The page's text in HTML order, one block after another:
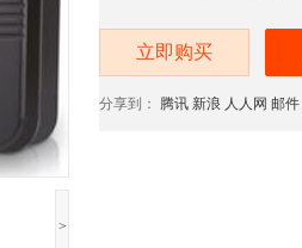
>
立即购买
分享到： 腾讯 新浪 人人网 邮件